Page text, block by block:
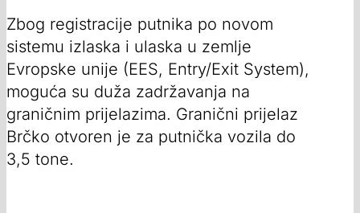
Zbog registracije putnika po novom
sistemu izlaska i ulaska u zemlje
Evropske unije (EES, Entry/Exit System),
moguća su duža zadržavanja na
graničnim prijelazima. Granični prijelaz
Brčko otvoren je za putnička vozila do
3,5 tone.